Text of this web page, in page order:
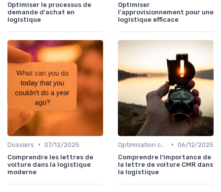
Optimiser le processus de
demande d'achat en
logistique
Optimiser
l'approvisionnement pour une
logistique efficace
Dossiers • 07/12/2025
Comprendre les lettres de
voiture dans la logistique
moderne
• 06/12/2025
Comprendre l'importance de
la lettre de voiture CMR dans
la logistique